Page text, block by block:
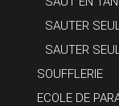
SAUTER
SAUTER
SOUFFLERIE
ECOLE DE